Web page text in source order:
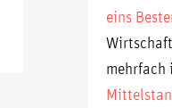
eins
mehrfach